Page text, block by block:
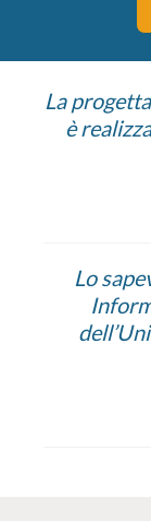
La
è
Lo